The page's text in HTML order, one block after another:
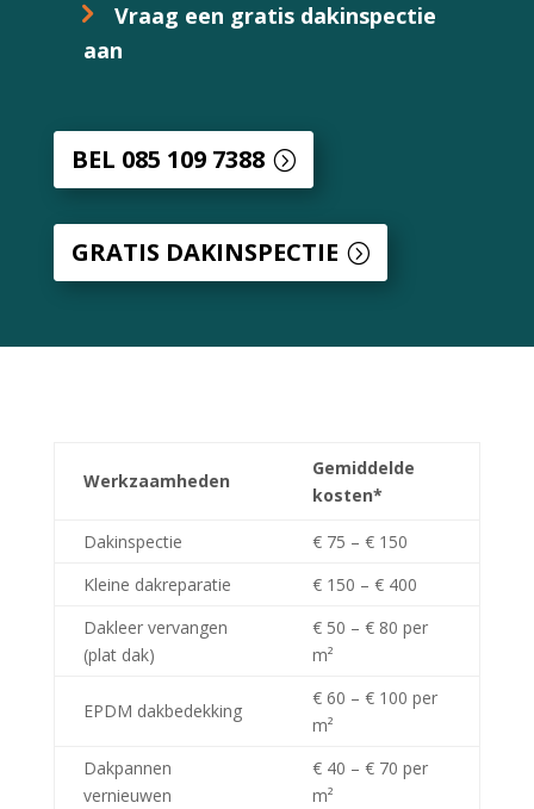
Vraag een gratis dakinspectie
aan
BEL 085 109 7388
GRATIS DAKINSPECTIE
Werkzaamheden
Gemiddelde
kosten*
Dakinspectie
€ 75 – € 150
Kleine dakreparatie
€ 150 – € 400
Dakleer vervangen
(plat dak)
€ 50 – € 80 per
m²
EPDM dakbedekking
€ 60 – € 100 per
m²
Dakpannen
vernieuwen
€ 40 – € 70 per
m²